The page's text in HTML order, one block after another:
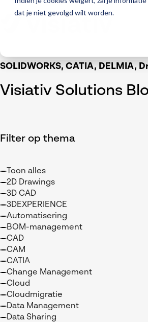
dat je niet gevolgd wilt worden.
SOLIDWORKS, CATIA, DELMIA,
Visiativ Solutions
Filter op thema
Toon alles
2D Drawings
3D CAD
3DEXPERIENCE
Automatisering
BOM-management
CAD
CAM
CATIA
Change Management
Cloud
Cloudmigratie
Data Management
Data Sharing